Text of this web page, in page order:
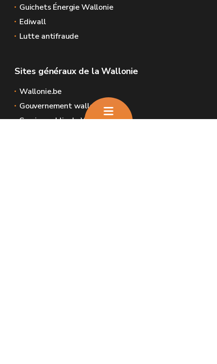
Guichets Énergie Wallonie
Ediwall
Lutte antifraude
Sites généraux de la Wallonie
Wallonie.be
Gouvernement wallon
Service public de Wallonie